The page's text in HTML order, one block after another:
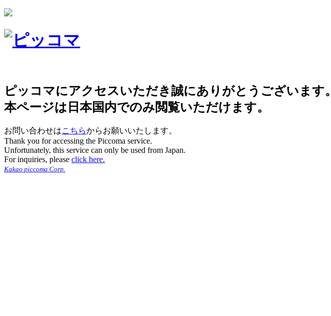
ピッコマにアクセスいただき誠にありがとうございます。
本ページは日本国内でのみ閲覧いただけます。
お問い合わせはこちらからお願いいたします。
Thank you for accessing the Piccoma service.
Unfortunately, this service can only be used from Japan.
For inquiries, please click here.
Kakao piccoma Corp.